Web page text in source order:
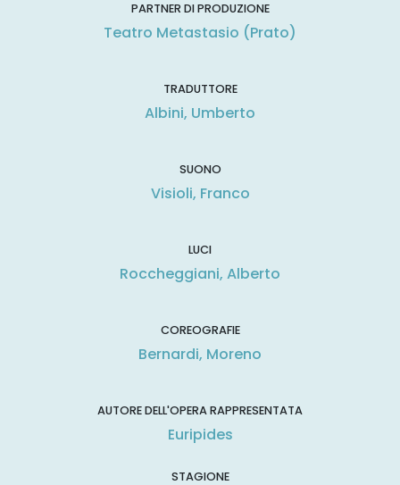
PARTNER DI PRODUZIONE
Teatro Metastasio (Prato)
TRADUTTORE
Albini, Umberto
SUONO
Visioli, Franco
LUCI
Roccheggiani, Alberto
COREOGRAFIE
Bernardi, Moreno
AUTORE DELL'OPERA RAPPRESENTATA
Euripides
STAGIONE